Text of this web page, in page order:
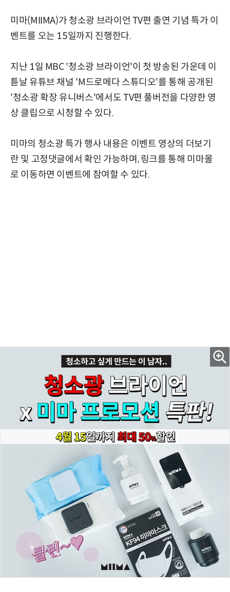
미마(MIIMA)가 청소광 브라이언 TV편 출연 기념 특가 이
벤트를 오는 15일까지 진행한다.
지난 1일 MBC '청소광 브라이언'이 첫 방송된 가운데 이
튿날 유튜브 채널 'M드로메다 스튜디오'를 통해 공개된
'청소광 확장 유니버스'에서도 TV편 풀버전을 다양한 영
상 클립으로 시청할 수 있다.
미마의 청소광 특가 행사 내용은 이벤트 영상의 더보기
란 및 고정댓글에서 확인 가능하며, 링크를 통해 미마몰
로 이동하면 이벤트에 참여할 수 있다.